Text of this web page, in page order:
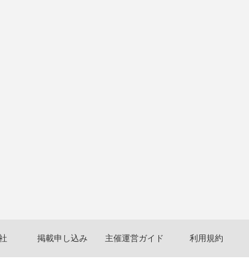
掲載申し込み 主催運営ガイド 利用規約